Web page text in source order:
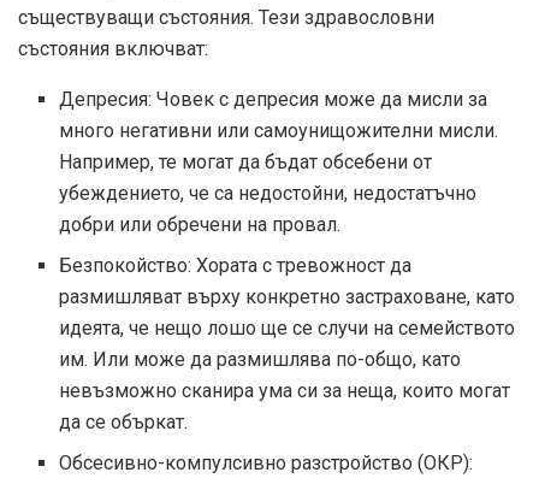
съществуващи състояния. Тези здравословни
състояния включват:
Депресия: Човек с депресия може да мисли за
много негативни или самоунищожителни мисли.
Например, те могат да бъдат обсебени от
убеждението, че са недостойни, недостатъчно
добри или обречени на провал.
Безпокойство: Хората с тревожност да
размишляват върху конкретно застраховане, като
идеята, че нещо лошо ще се случи на семейството
им. Или може да размишлява по-общо, като
невъзможно сканира ума си за неща, които могат
да се объркат.
Обсесивно-компулсивно разстройство (ОКР):